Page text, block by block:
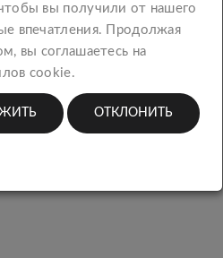
вы получили от нашего
впечатления. Продолжая
вы соглашаетесь на
cookie.
ОТКЛОНИТЬ